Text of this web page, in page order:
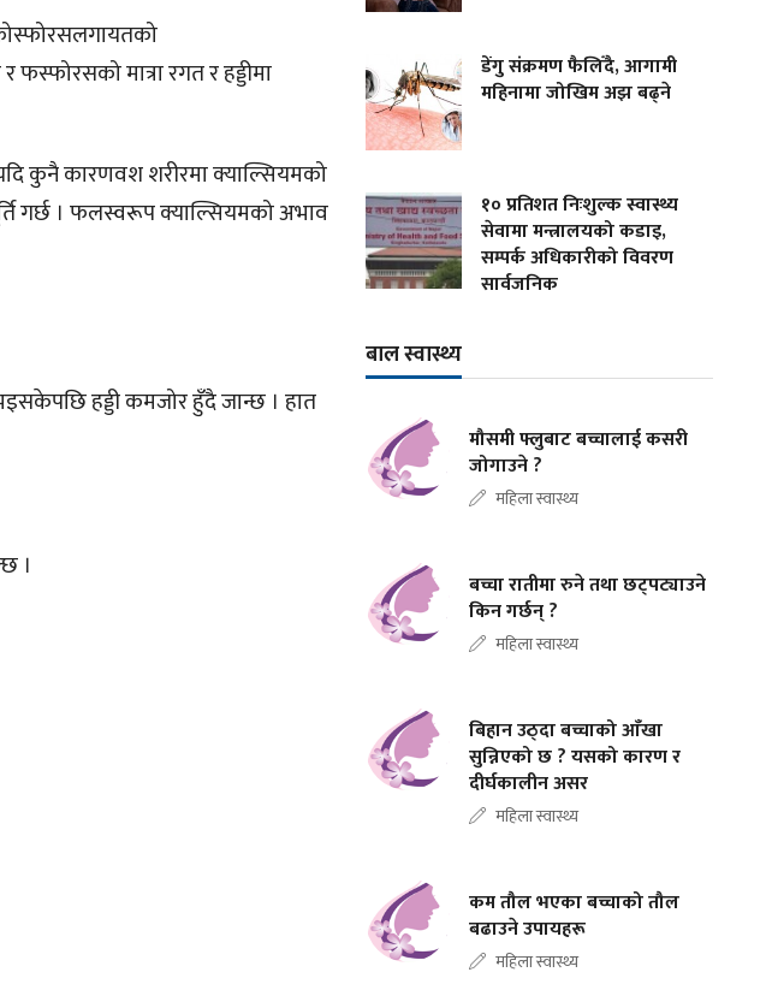
मात्रा रगत र हड्डीमा
यदि कुनै कारणवश शरीरमा क्याल्सियमको
गर्छ । फलस्वरूप क्याल्सियमको अभाव
हड्डी कमजोर हुँदै जान्छ । हात
।
डेंगु संक्रमण फैलिँदै, आगामी
महिनामा जोखिम अझ बढ्ने
१० प्रतिशत निःशुल्क स्वास्थ्य
सेवामा मन्त्रालयको कडाइ,
सम्पर्क अधिकारीको विवरण
सार्वजनिक
बाल स्वास्थ्य
मौसमी फ्लुबाट बच्चालाई कसरी
जोगाउने ?
महिला स्वास्थ्य
बच्चा रातीमा रुने तथा छट्पट्याउने
किन गर्छन् ?
महिला स्वास्थ्य
बिहान उठ्दा बच्चाको आँखा
सुन्निएको छ ? यसको कारण र
दीर्घकालीन असर
महिला स्वास्थ्य
कम तौल भएका बच्चाको तौल
बढाउने उपायहरू
महिला स्वास्थ्य